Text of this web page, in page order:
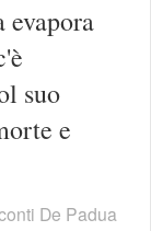
suo
e
De Padua